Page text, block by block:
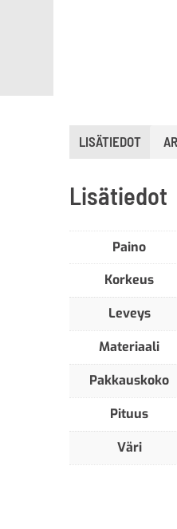
LISÄTIEDOT
Lisätiedot
Paino
Korkeus
Leveys
Materiaali
Pakkauskoko
Pituus
Väri